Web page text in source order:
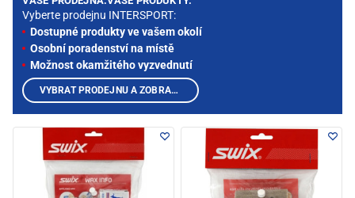
Vyberte prodejnu INTERSPORT:
Dostupné produkty ve vašem okolí
Osobní poradenství na místě
Možnost okamžitého vyzvednutí
VYBRAT PRODEJNU A ZOBRAZIT PRODUKTY